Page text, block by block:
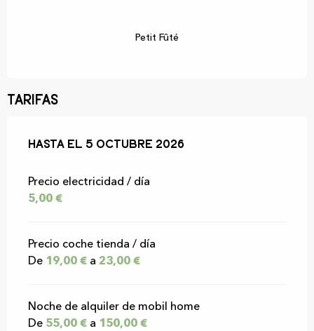
Petit Fûté
Tarifas
Desde 18 abril 2026 hasta
Hasta el 5 octubre 2026
Precio electricidad / día
5,00 €
Precio coche tienda / día
De 19,00 € a 23,00 €
Noche de alquiler de mobil home
De 55,00 € a 150,00 €